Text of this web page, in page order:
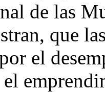
de las
que
el